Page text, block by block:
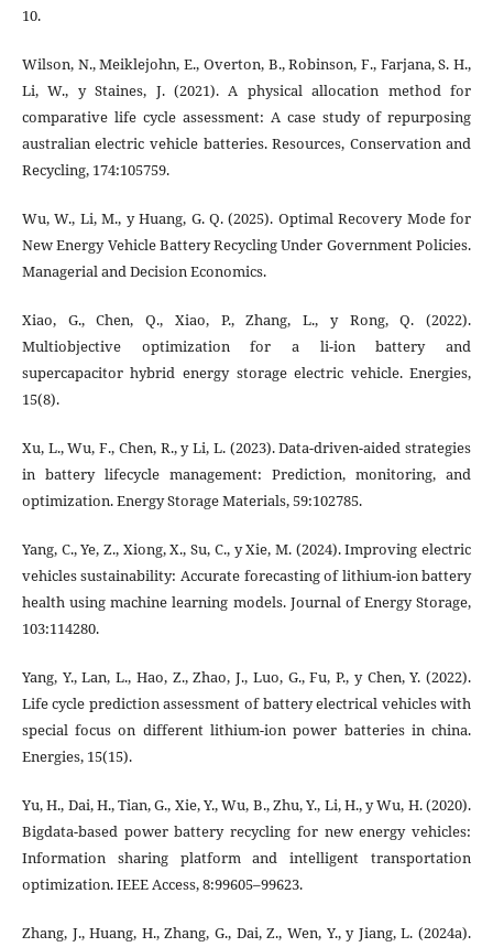
10.
Wilson, N., Meiklejohn, E., Overton, B., Robinson, F., Farjana, S. H.,
Li, W., y Staines, J. (2021). A physical allocation method for
comparative life cycle assessment: A case study of repurposing
australian electric vehicle batteries. Resources, Conservation and
Recycling, 174:105759.
Wu, W., Li, M., y Huang, G. Q. (2025). Optimal Recovery Mode for
New Energy Vehicle Battery Recycling Under Government Policies.
Managerial and Decision Economics.
Xiao, G., Chen, Q., Xiao, P., Zhang, L., y Rong, Q. (2022).
Multiobjective optimization for a li-ion battery and
supercapacitor hybrid energy storage electric vehicle. Energies,
15(8).
Xu, L., Wu, F., Chen, R., y Li, L. (2023). Data-driven-aided strategies
in battery lifecycle management: Prediction, monitoring, and
optimization. Energy Storage Materials, 59:102785.
Yang, C., Ye, Z., Xiong, X., Su, C., y Xie, M. (2024). Improving electric
vehicles sustainability: Accurate forecasting of lithium-ion battery
health using machine learning models. Journal of Energy Storage,
103:114280.
Yang, Y., Lan, L., Hao, Z., Zhao, J., Luo, G., Fu, P., y Chen, Y. (2022).
Life cycle prediction assessment of battery electrical vehicles with
special focus on different lithium-ion power batteries in china.
Energies, 15(15).
Yu, H., Dai, H., Tian, G., Xie, Y., Wu, B., Zhu, Y., Li, H., y Wu, H. (2020).
Bigdata-based power battery recycling for new energy vehicles:
Information sharing platform and intelligent transportation
optimization. IEEE Access, 8:99605–99623.
Zhang, J., Huang, H., Zhang, G., Dai, Z., Wen, Y., y Jiang, L. (2024a).